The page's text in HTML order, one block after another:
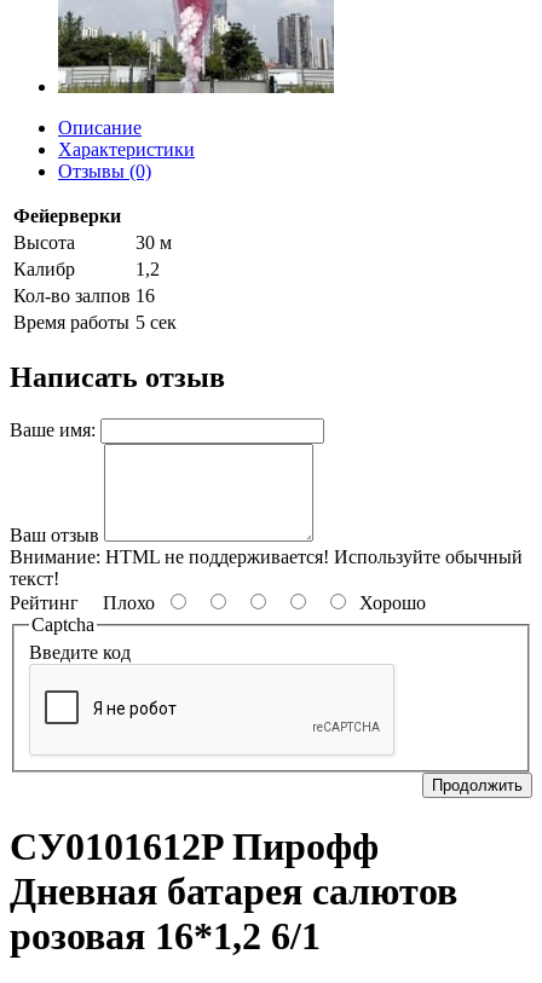
Описание
Характеристики
Отзывы (0)
Фейерверки
Высота
30 м
Калибр
1,2
Кол-во залпов 16
Время работы 5 сек
Написать отзыв
Ваше имя:
Ваш отзыв
Внимание: HTML не поддерживается! Используйте обычный
текст!
Рейтинг Плохо
Хорошо
Captcha
Введите код
Продолжить
СУ0101612P Пирофф
Дневная батарея салютов
розовая 16*1,2 6/1